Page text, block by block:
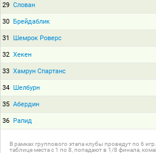
29 Слован
30 Брейдаблик
31 Шемрок Роверс
32 Хекен
33 Хамрун Спартанс
34 Шелбурн
35 Абердин
36 Рапид
В рамках группового этапа клубы проведут по 6
таблице места с 1 по 8, попадают в 1/8 финала,